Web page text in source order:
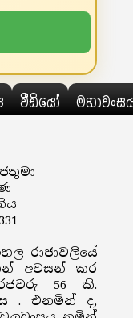
වීඩියෝ
රාජාවලියේ
අවසන් කර
56 කි.
. එනමින් ද,